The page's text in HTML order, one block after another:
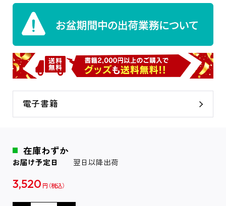
電子書籍
在庫わずか
お届け予定日 翌日以降出荷
3,520 円